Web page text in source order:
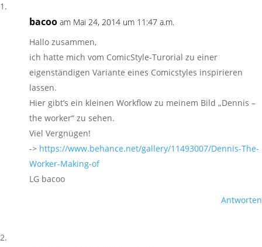
bacoo am Mai 24, 2014 um 11:47 a.m.
Hallo zusammen,
ich hatte mich vom ComicStyle-Turorial zu einer
eigenständigen Variante eines Comicstyles inspirieren
lassen.
Hier gibt’s ein kleinen Workflow zu meinem Bild „Dennis –
the worker“ zu sehen.
Viel Vergnügen!
-> https://www.behance.net/gallery/11493007/Dennis-The-
Worker-Making-of
LG bacoo
Antworten